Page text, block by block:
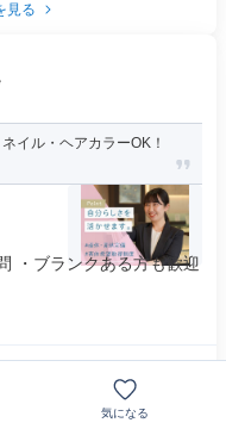
見る
イル・ヘアカラーOK！
・ブランクある方も歓迎
気になる
気になる